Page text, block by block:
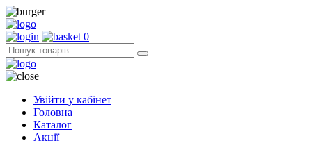
0
Увійти у кабінет
Головна
Каталог
Акції